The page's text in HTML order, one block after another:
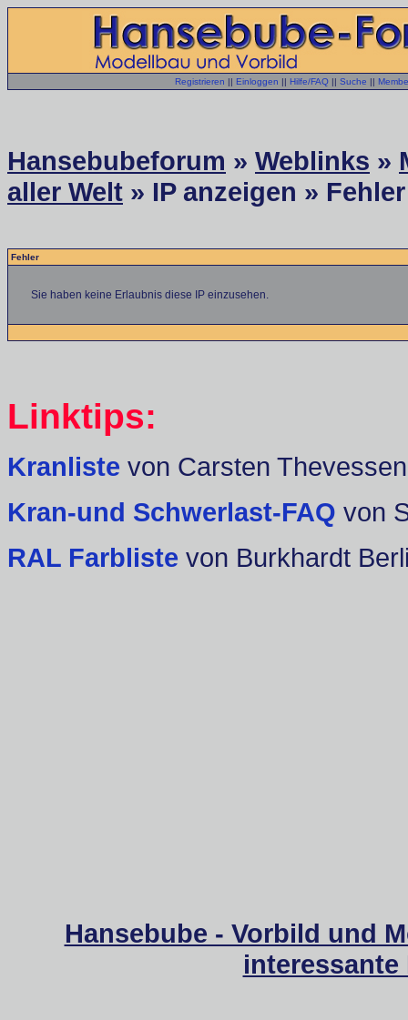
Registrieren || Einloggen || Hilfe/FAQ || Suche ||
Hansebubeforum » Weblinks »
aller Welt » IP anzeigen » Fehler
Fehler
Sie haben keine Erlaubnis diese IP einzusehen.
Linktips:
Kranliste von Carsten Thevessen
Kran-und Schwerlast-FAQ von
RAL Farbliste von Burkhardt
Hansebube - Vorbild und